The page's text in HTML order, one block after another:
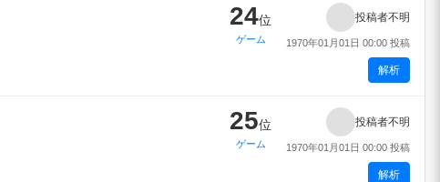
24位
ゲーム
投稿者不明
1970年01月01日 00:00 投稿
解析
25位
ゲーム
投稿者不明
1970年01月01日 00:00 投稿
解析